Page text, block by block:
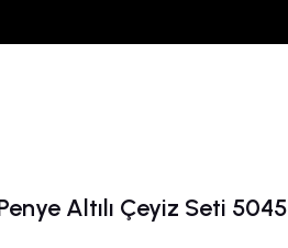
Altılı Çeyiz Seti 5045